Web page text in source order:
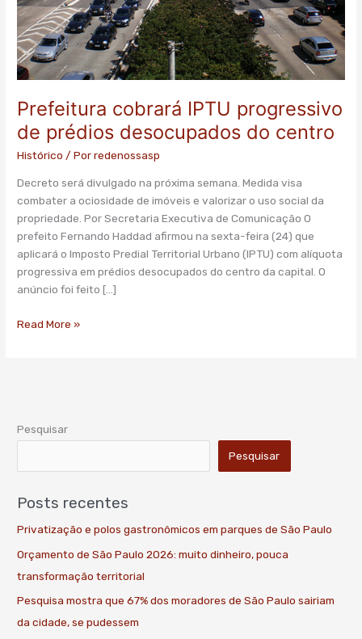
Prefeitura cobrará IPTU progressivo
de prédios desocupados do centro
Histórico / Porredenossasp
Decreto será divulgado na próxima semana. Medida visa
combater a ociosidade de imóveis e valorizar o uso social da
propriedade. Por Secretaria Executiva de Comunicação O
prefeito Fernando Haddad afirmou na sexta-feira (24) que
aplicará o Imposto Predial Territorial Urbano (IPTU) com alíquota
progressiva em prédios desocupados do centro da capital. O
anúncio foi feito […]
Read More »
Pesquisar
Pesquisar
Posts recentes
Privatização e polos gastronômicos em parques de São Paulo
Orçamento de São Paulo 2026: muito dinheiro, pouca
transformação territorial
Pesquisa mostra que 67% dos moradores de São Paulo sairiam
da cidade, se pudessem